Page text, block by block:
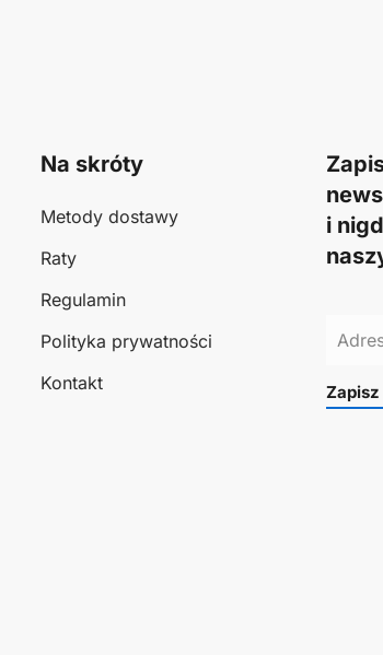
Na skróty
Metody dostawy
Raty
Regulamin
Polityka prywatności
Kontakt
i
Zapisz